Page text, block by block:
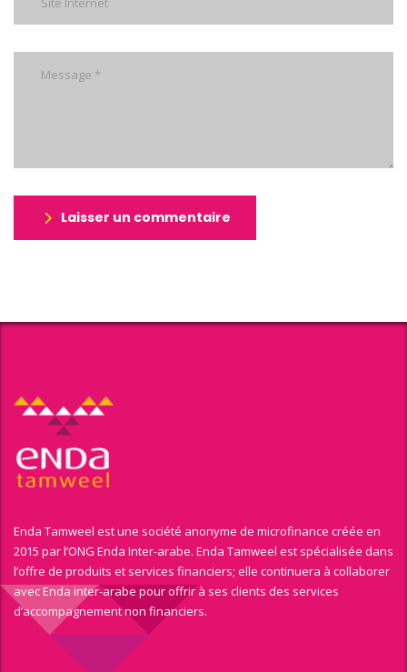
Laisser un commentaire
Enda Tamweel est une société anonyme de microfinance créée en
2015 par l’ONG Enda Inter-arabe. Enda Tamweel est spécialisée dans
l’offre de produits et services financiers; elle continuera à collaborer
avec Enda inter-arabe pour offrir à ses clients des services
d’accompagnement non financiers.